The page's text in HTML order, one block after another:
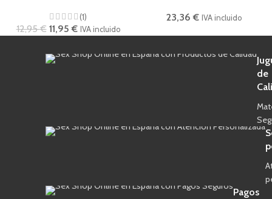
(1)
12,95€ 11,95€ IVA incluido
23,36€ IVA incluido
de
Pagos